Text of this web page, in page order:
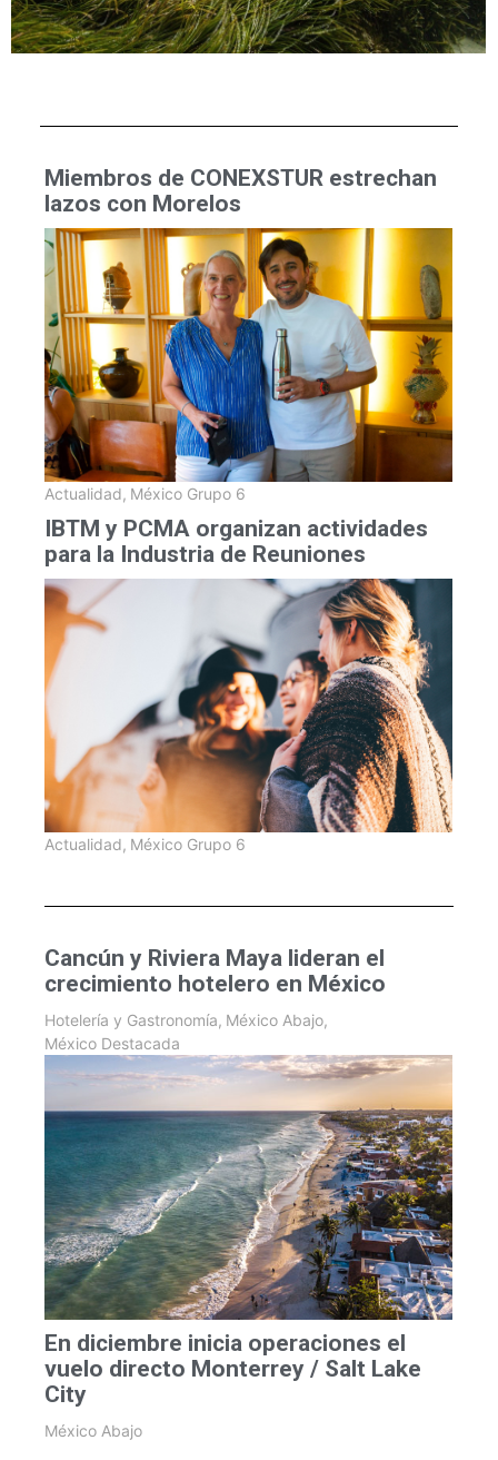
Miembros de CONEXSTUR estrechan
lazos con Morelos
Actualidad, México Grupo 6
IBTM y PCMA organizan actividades
para la Industria de Reuniones
Actualidad, México Grupo 6
Cancún y Riviera Maya lideran el
crecimiento hotelero en México
Hotelería y Gastronomía, México Abajo,
México Destacada
En diciembre inicia operaciones el
vuelo directo Monterrey / Salt Lake
City
México Abajo